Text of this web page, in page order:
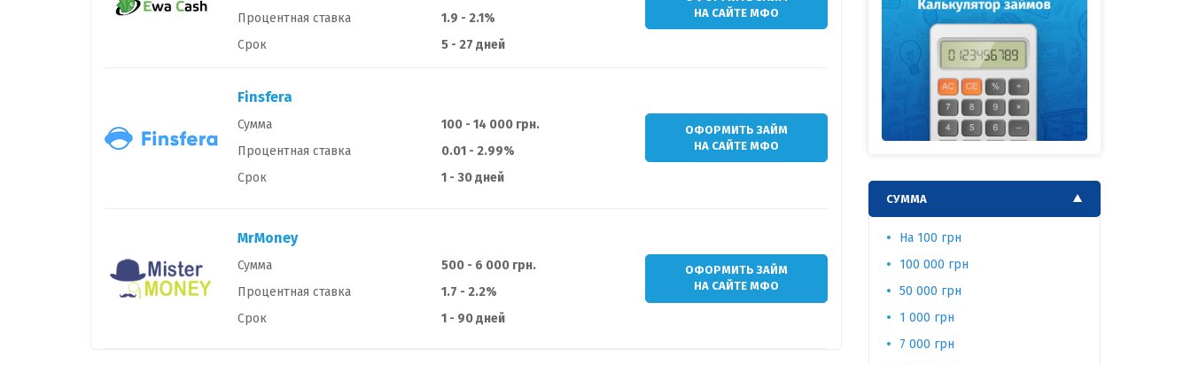
Процентная ставка
1.9 - 2.1%
Срок
5 - 27 дней
НА САЙТЕ МФО
Finsfera
Сумма
100 - 14 000 грн.
Процентная ставка
0.01 - 2.99%
Срок
1 - 30 дней
ОФОРМИТЬ ЗАЙМ
НА САЙТЕ МФО
MrMoney
Сумма
500 - 6 000 грн.
Процентная ставка
1.7 - 2.2%
Срок
1 - 90 дней
ОФОРМИТЬ ЗАЙМ
НА САЙТЕ МФО
СУММА
На 100 грн
100 000 грн
50 000 грн
1 000 грн
7 000 грн